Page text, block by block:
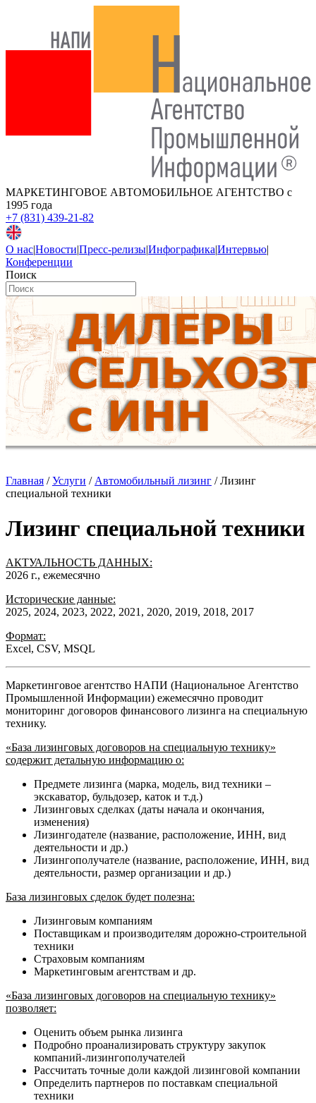
МАРКЕТИНГОВОЕ АВТОМОБИЛЬНОЕ АГЕНТСТВО с
1995 года
+7 (831) 439-21-82
О нас|Новости|Пресс-релизы|Инфографика|Интервью|
Конференции
Поиск
Главная /Услуги / Автомобильный лизинг /Лизинг
специальной техники
Лизинг специальной техники
АКТУАЛЬНОСТЬ ДАННЫХ:
2026 г., ежемесячно
Исторические данные:
2025, 2024, 2023, 2022, 2021, 2020, 2019, 2018, 2017
Формат:
Excel, CSV, MSQL
Маркетинговое агентство НАПИ (Национальное Агентство
Промышленной Информации) ежемесячно проводит
мониторинг договоров финансового лизинга на специальную
технику.
«База лизинговых договоров на специальную технику»
содержит детальную информацию о:
Предмете лизинга (марка, модель, вид техники –
экскаватор, бульдозер, каток и т.д.)
Лизинговых сделках (даты начала и окончания,
изменения)
Лизингодателе (название, расположение, ИНН, вид
деятельности и др.)
Лизингополучателе (название, расположение, ИНН, вид
деятельности, размер организации и др.)
База лизинговых сделок будет полезна:
Лизинговым компаниям
Поставщикам и производителям дорожно-строительной
техники
Страховым компаниям
Маркетинговым агентствам и др.
«База лизинговых договоров на специальную технику»
позволяет:
Оценить объем рынка лизинга
Подробно проанализировать структуру закупок
компаний-лизингополучателей
Рассчитать точные доли каждой лизинговой компании
Определить партнеров по поставкам специальной
техники